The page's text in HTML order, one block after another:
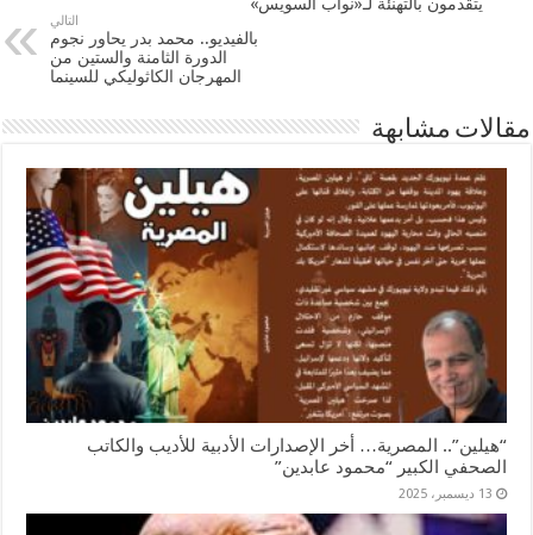
التالي
بالفيديو.. محمد بدر يحاور نجوم
الدورة الثامنة والستين من
المهرجان الكاثوليكي للسينما
مقالات مشابهة
“هيلين”.. المصرية… أخر الإصدارات الأدبية للأديب والكاتب
الصحفي الكبير “محمود عابدين”
13 ديسمبر، 2025